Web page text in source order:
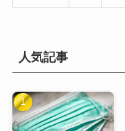
人気記事